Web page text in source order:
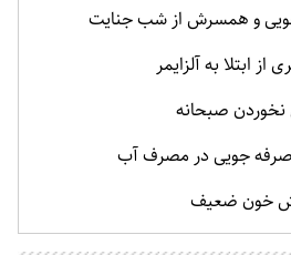
و همسرش از شب جنایت
ابتلا به آلزایمر
نخوردن صبحانه
جویی در مصرف آب
خون ضعیف